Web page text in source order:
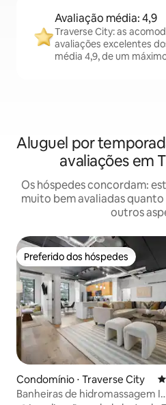
Avaliação média: 4,9
Traverse City: as
avaliações excelentes
média 4,9, de um
Aluguel por
avaliações em
Os hóspedes concordam:
muito bem avaliadas
outros
Preferido dos hóspedes
Preferido dos hóspedes
Condomínio ⋅ Traverse City
Banheiras de hidromassagem I